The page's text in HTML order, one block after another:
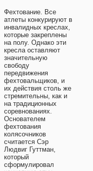
Фехтование. Все
атлеты конкурируют в
инвалидных креслах,
которые закреплены
на полу. Однако эти
кресла оставляют
значительную
свободу
передвижения
фехтовальщиков, и
их действия столь же
стремительны, как и
на традиционных
соревнованиях.
Основателем
фехтования
колясочников
считается Сэр
Людвиг Гуттман,
который
сформулировал